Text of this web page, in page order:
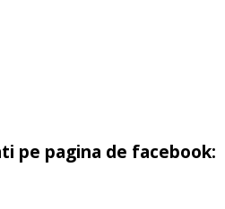
pe pagina de facebook: